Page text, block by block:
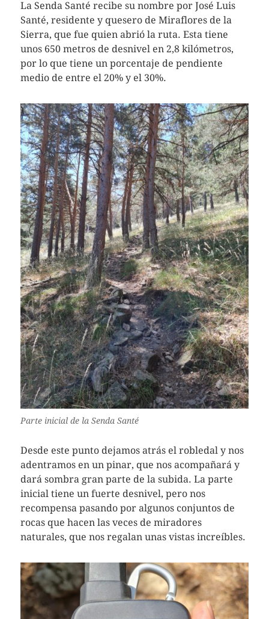
La Senda Santé recibe su nombre por José Luis
Santé, residente y quesero de Miraflores de la
Sierra, que fue quien abrió la ruta. Esta tiene
unos 650 metros de desnivel en 2,8 kilómetros,
por lo que tiene un porcentaje de pendiente
medio de entre el 20% y el 30%.
Parte inicial de la Senda Santé
Desde este punto dejamos atrás el robledal y nos
adentramos en un pinar, que nos acompañará y
dará sombra gran parte de la subida. La parte
inicial tiene un fuerte desnivel, pero nos
recompensa pasando por algunos conjuntos de
rocas que hacen las veces de miradores
naturales, que nos regalan unas vistas increíbles.